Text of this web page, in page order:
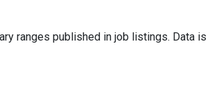
ranges published in job listings. Data is